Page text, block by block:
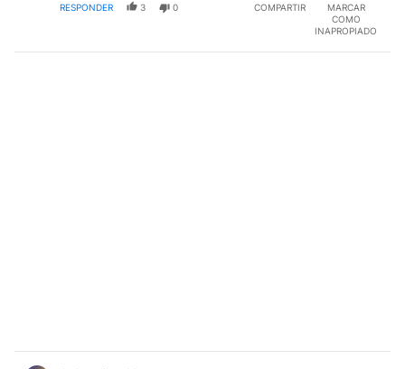
RESPONDER 3 0 COMPARTIR
MARCAR
COMO
INAPROPIADO